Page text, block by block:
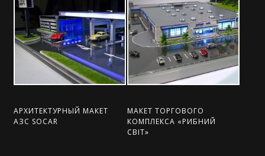
АРХИТЕКТУРНЫЙ МАКЕТ
АЗС SOCAR
МАКЕТ ТОРГОВОГО
КОМПЛЕКСА «РИБНИЙ
СВІТ»